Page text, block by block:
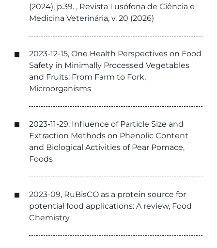
(2024), p.39. , Revista Lusófona de Ciência e
Medicina Veterinária, v. 20 (2026)
2023-12-15, One Health Perspectives on Food
Safety in Minimally Processed Vegetables
and Fruits: From Farm to Fork,
Microorganisms
2023-11-29, Influence of Particle Size and
Extraction Methods on Phenolic Content
and Biological Activities of Pear Pomace,
Foods
2023-09, RuBisCO as a protein source for
potential food applications: A review, Food
Chemistry